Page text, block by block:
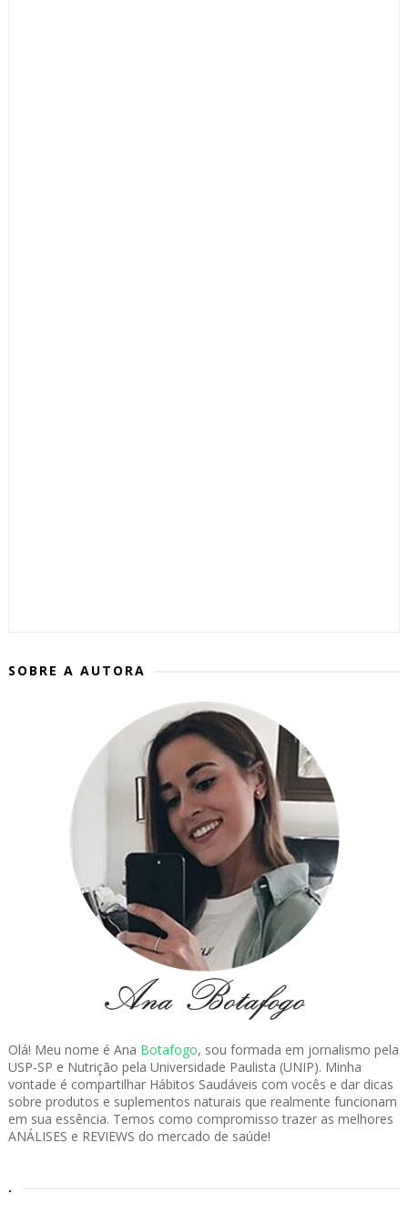
SOBRE A AUTORA
Olá! Meu nome é Ana Botafogo, sou formada em jornalismo pela
USP-SP e Nutrição pela Universidade Paulista (UNIP). Minha
vontade é compartilhar Hábitos Saudáveis com vocês e dar dicas
sobre produtos e suplementos naturais que realmente funcionam
em sua essência. Temos como compromisso trazer as melhores
ANÁLISES e REVIEWS do mercado de saúde!
.